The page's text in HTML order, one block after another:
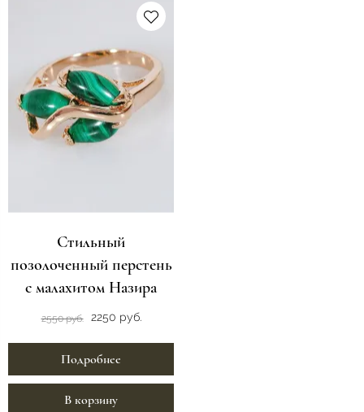
Стильный
позолоченный перстень
с малахитом Назира
2550 руб. 2250 руб.
Подробнее
В корзину